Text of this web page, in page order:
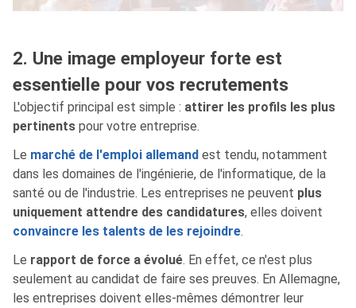
2. Une image employeur forte est
essentielle pour vos recrutements
L'objectif principal est simple : attirer les profils les plus
pertinents pour votre entreprise.
Le marché de l'emploi allemand est tendu, notamment
dans les domaines de l'ingénierie, de l'informatique, de la
santé ou de l'industrie. Les entreprises ne peuvent plus
uniquement attendre des candidatures, elles doivent
convaincre les talents de les rejoindre.
Le rapport de force a évolué. En effet, ce n'est plus
seulement au candidat de faire ses preuves. En Allemagne,
les entreprises doivent elles-mêmes démontrer leur